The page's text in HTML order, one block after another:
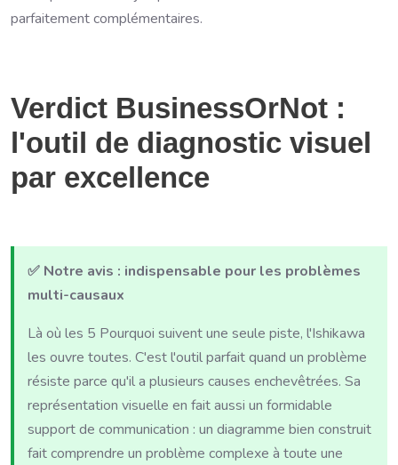
parfaitement complémentaires.
Verdict BusinessOrNot :
l'outil de diagnostic visuel
par excellence
✅ Notre avis : indispensable pour les problèmes
multi-causaux
Là où les 5 Pourquoi suivent une seule piste, l'Ishikawa
les ouvre toutes. C'est l'outil parfait quand un problème
résiste parce qu'il a plusieurs causes enchevêtrées. Sa
représentation visuelle en fait aussi un formidable
support de communication : un diagramme bien construit
fait comprendre un problème complexe à toute une